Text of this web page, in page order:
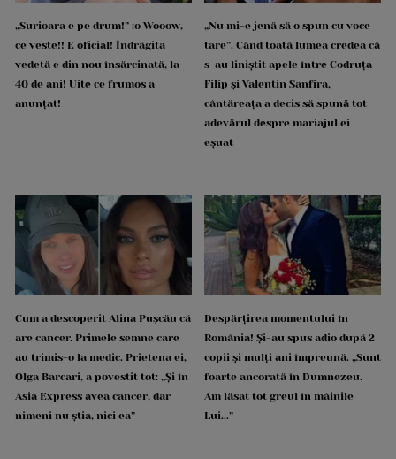
„Surioara e pe drum!” :o Wooow,
ce veste!! E oficial! Îndrăgita
vedetă e din nou însărcinată, la
40 de ani! Uite ce frumos a
anunțat!
„Nu mi-e jenă să o spun cu voce
tare”. Când toată lumea credea că
s-au liniștit apele între Codruța
Filip și Valentin Sanfira,
cântăreața a decis să spună tot
adevărul despre mariajul ei
eșuat
Cum a descoperit Alina Pușcău că
are cancer. Primele semne care
au trimis-o la medic. Prietena ei,
Olga Barcari, a povestit tot: „Și în
Asia Express avea cancer, dar
nimeni nu știa, nici ea”
Despărțirea momentului în
România! Și-au spus adio după 2
copii și mulți ani împreună. „Sunt
foarte ancorată în Dumnezeu.
Am lăsat tot greul în mâinile
Lui...”